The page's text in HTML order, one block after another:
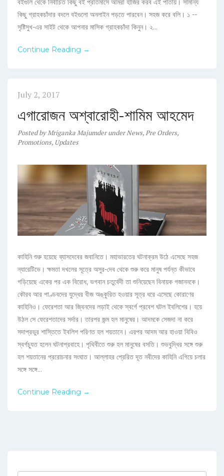
কিছু গ্রাহকচাঁদার বদলে বইগুলো অনলাইন পড়তে পারবেন। সহজ করে বলি। ১ --
সৃষ্টিসুখ-এর সাইট থেকে আপনার মাসিক গ্রাহকচাঁদা কিনুন। ২...
Continue Reading →
July 2, 2017
এগারোজন অশ্বারোহী-শামিম আহমেদ
PostedbyMriganka Majumder underNews, Pre Orders,
Promotions, Updates
কাহিনি শুরু হয়েছে ব্যাসদেবের জবানিতে। মহাভারতের ঘটনাক্রম উঠে এসেছে সহজ
ন্যারেটিভে। ক্ষমতা দখলের সূত্রে অসুর-দেব থেকে শুরু করে মানুষ পর্যন্ত কীভাবে
গড়িয়েছে একের পর এক বিরোধ, ভগবান চতুর্বেদী তা শুনিয়েছেন বিনায়ক গজাননকে।
কৌরব আর পাণ্ডবদের যুদ্ধের বীজ অঙ্কুরিত হওয়ার সূত্র ধরে এসেছে কোরাণের
কাহিনিও। ফেরেশতা আর জ্বিনদের লড়াই থেকে স্বর্গে প্রবেশ ঘটল ইবলিশের। হয়ে
উঠল সে ফেরেশতাদের সর্দার। তারপর জন্ম হল মানুষের। আদমকে সেজদা না করে
সদাপ্রভুর শাস্তিতে ইবলিশ পরিণত হল শয়তানে। এরপর আদম আর হাওয়া বিবিও
স্বর্গচ্যুত হলেন ঘটনাপ্রবাহে। পৃথিবীতে শুরু হল মানুষের বসতি। শুভবুদ্ধির সঙ্গে শুরু
হল শয়তানের প্ররোচনার সংঘাত। আল্লাহর প্রেরিত দূত নবীদের কাহিনি এগিয়ে চলার
সঙ্গে সঙ্গে...
Continue Reading →